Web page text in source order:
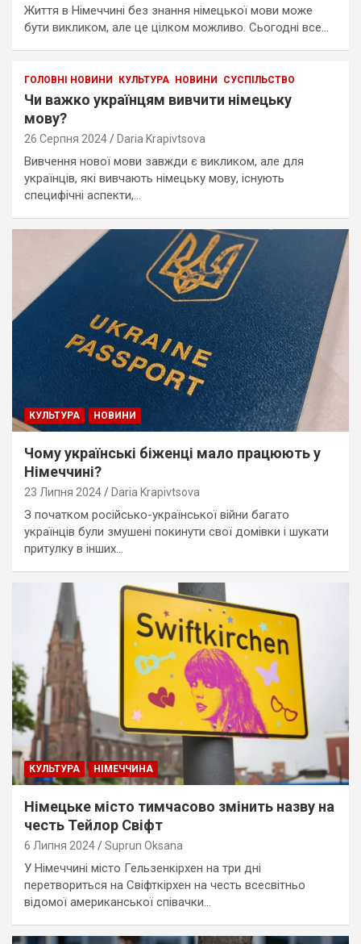
Життя в Німеччині без знання німецької мови може
бути викликом, але це цілком можливо. Сьогодні все…
ГОЛОВНІ НОВИНИ КУЛЬТУРА НОВИНИ СУСПІЛЬСТВО
Чи важко українцям вивчити німецьку
мову?
26 Серпня 2024 Daria Krapivtsova
Вивчення нової мови завжди є викликом, але для
українців, які вивчають німецьку мову, існують
специфічні аспекти,…
КУЛЬТУРА НОВИНИ
Чому українські біженці мало працюють у
Німеччині?
23 Липня 2024 Daria Krapivtsova
З початком російсько-української війни багато
українців були змушені покинути свої домівки і шукати
притулку в інших…
КУЛЬТУРА НІМЕЧЧИНА
Німецьке місто тимчасово змінить назву на
честь Тейлор Свіфт
6 Липня 2024 Suprun Oksana
У Німеччині місто Гельзенкірхен на три дні
перетвориться на Свіфткірхен на честь всесвітньо
відомої американської співачки…